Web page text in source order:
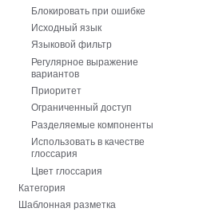
Блокировать при ошибке
Исходный язык
Языковой фильтр
Регулярное выражение
вариантов
Приоритет
Ограниченный доступ
Разделяемые компоненты
Использовать в качестве
глоссария
Цвет глоссария
Категория
Шаблонная разметка